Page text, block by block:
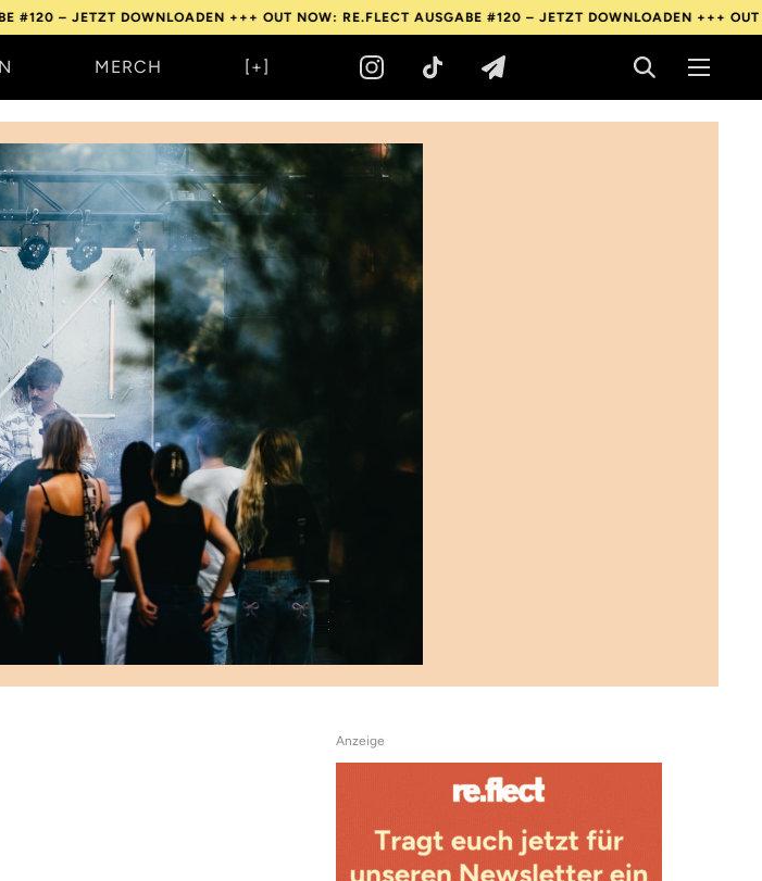
DOWNLOADEN +++OUT NOW: RE.FLECT AUSGABE #120 – JETZT DOWNLOADEN +++OUT NOW:
MERCH [+]
Anzeige